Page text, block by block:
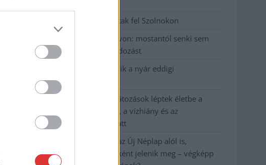
Hatalmas lángok csaptak fel Szolnokon
Vízitraffipax a Tisza-tavon: mostantól senki sem
úszhatja meg a száguldozást
Szolnokra is megérkezik a nyár eddigi
legkeményebb napja
Már Szolnokon is korlátozások léptek életbe a
tartós hatalmas hőség, a vízhiány és az
áramtakarékosság miatt
A NER kihúzta a talajt az Új Néplap alól is,
immáron csak hetilapként jelenik meg – végképp